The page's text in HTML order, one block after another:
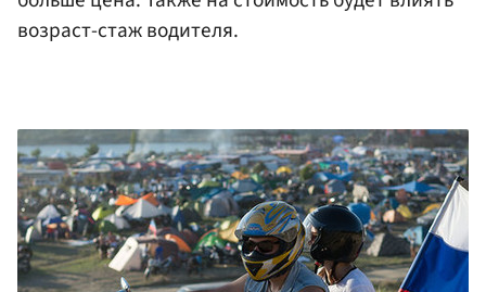
возраст-стаж водителя.